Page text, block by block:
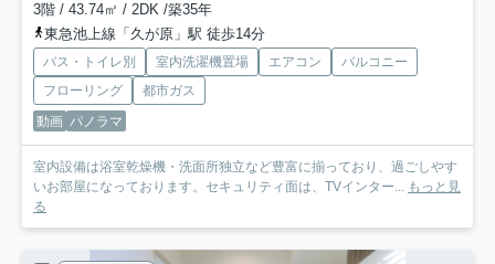
3階 / 43.74㎡ / 2DK /築35年
東急池上線「久が原」駅 徒歩14分
バス・トイレ別 室内洗濯機置場 エアコン
バルコニー
フローリング
都市ガス
動画 パノラマ
室内設備は浴室乾燥機・洗面所独立など豊富に揃っており、過ごしやす
いお部屋になっております。セキュリティ面は、TVインター... もっと見
る